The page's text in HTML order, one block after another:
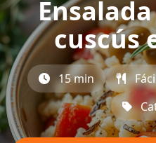
cuscús
15 min